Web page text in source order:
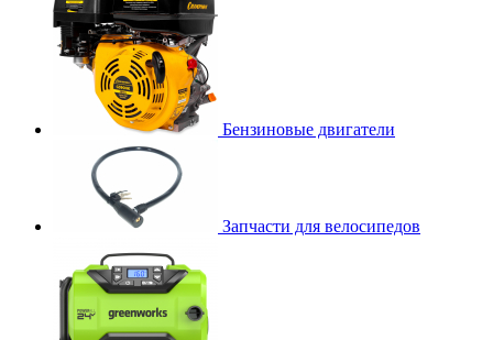
Бензиновые двигатели
Запчасти для велосипедов